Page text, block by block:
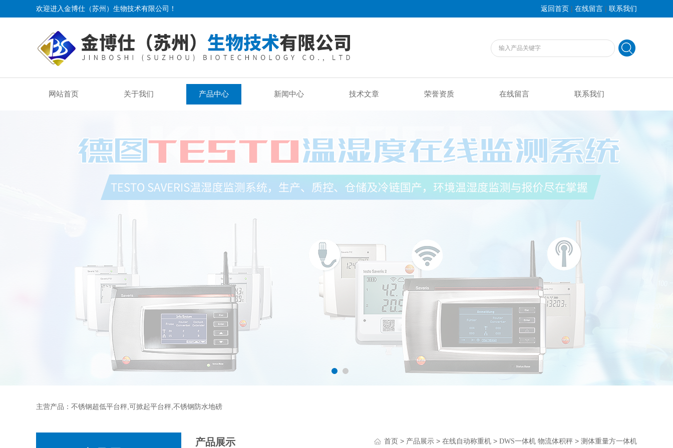
欢迎进入金博仕（苏州）生物技术有限公司！ 返回首页 | 在线留言 | 联系我们
网站首页 关于我们 产品中心 新闻中心 技术文章 荣誉资质 在线留言 联系我们
主营产品：不锈钢超低平台秤,可掀起平台秤,不锈钢防水地磅
产品展示 首页 > 产品展示 > 在线自动称重机 > DWS一体机 物流体积秤 > 测体重量方一体机